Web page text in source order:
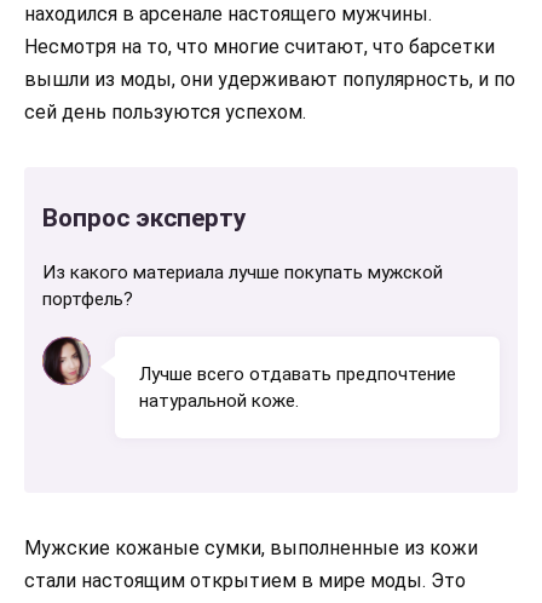
находился в арсенале настоящего мужчины.
Несмотря на то, что многие считают, что барсетки
вышли из моды, они удерживают популярность, и по
сей день пользуются успехом.
Вопрос эксперту
Из какого материала лучше покупать мужской
портфель?
Лучше всего отдавать предпочтение
натуральной коже.
Мужские кожаные сумки, выполненные из кожи
стали настоящим открытием в мире моды. Это